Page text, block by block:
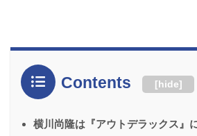
Contents [hide]
横川尚隆は『アウトデラックス』